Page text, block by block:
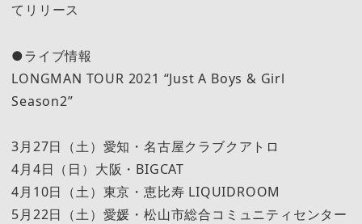
てリリース
●ライブ情報
LONGMAN TOUR 2021 “Just A Boys & Girl
Season2”
3月27日（土）愛知・名古屋クラブクアトロ
4月4日（日）大阪・BIGCAT
4月10日（土）東京・恵比寿 LIQUIDROOM
5月22日（土）愛媛・松山市総合コミュニティセンター